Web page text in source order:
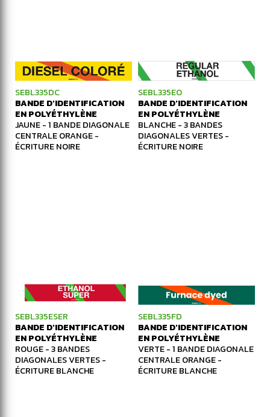
SEBL335DC
BANDE D'IDENTIFICATION
EN POLYÉTHYLÈNE
JAUNE - 1 BANDE DIAGONALE
CENTRALE ORANGE -
ÉCRITURE NOIRE
SEBL335EO
BANDE D'IDENTIFICATION
EN POLYÉTHYLÈNE
BLANCHE - 3 BANDES
DIAGONALES VERTES -
ÉCRITURE NOIRE
SEBL335ESER
BANDE D'IDENTIFICATION
EN POLYÉTHYLÈNE
ROUGE - 3 BANDES
DIAGONALES VERTES -
ÉCRITURE BLANCHE
SEBL335FD
BANDE D'IDENTIFICATION
EN POLYÉTHYLÈNE
VERTE - 1 BANDE DIAGONALE
CENTRALE ORANGE -
ÉCRITURE BLANCHE